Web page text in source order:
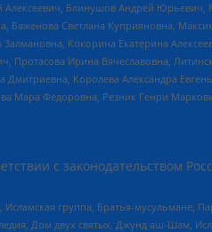
Блинушов Андрей Юрьевич,
Баженова Светлана Куприяновна,
Кокорина Екатерина
Протасова Ирина Вячеславовна,
Королева Александра
Мара Федоровна, Резник Генри
с законодательством
группа, Братья-мусульмане,
Дом двух святых, Джунд аш-Шам,